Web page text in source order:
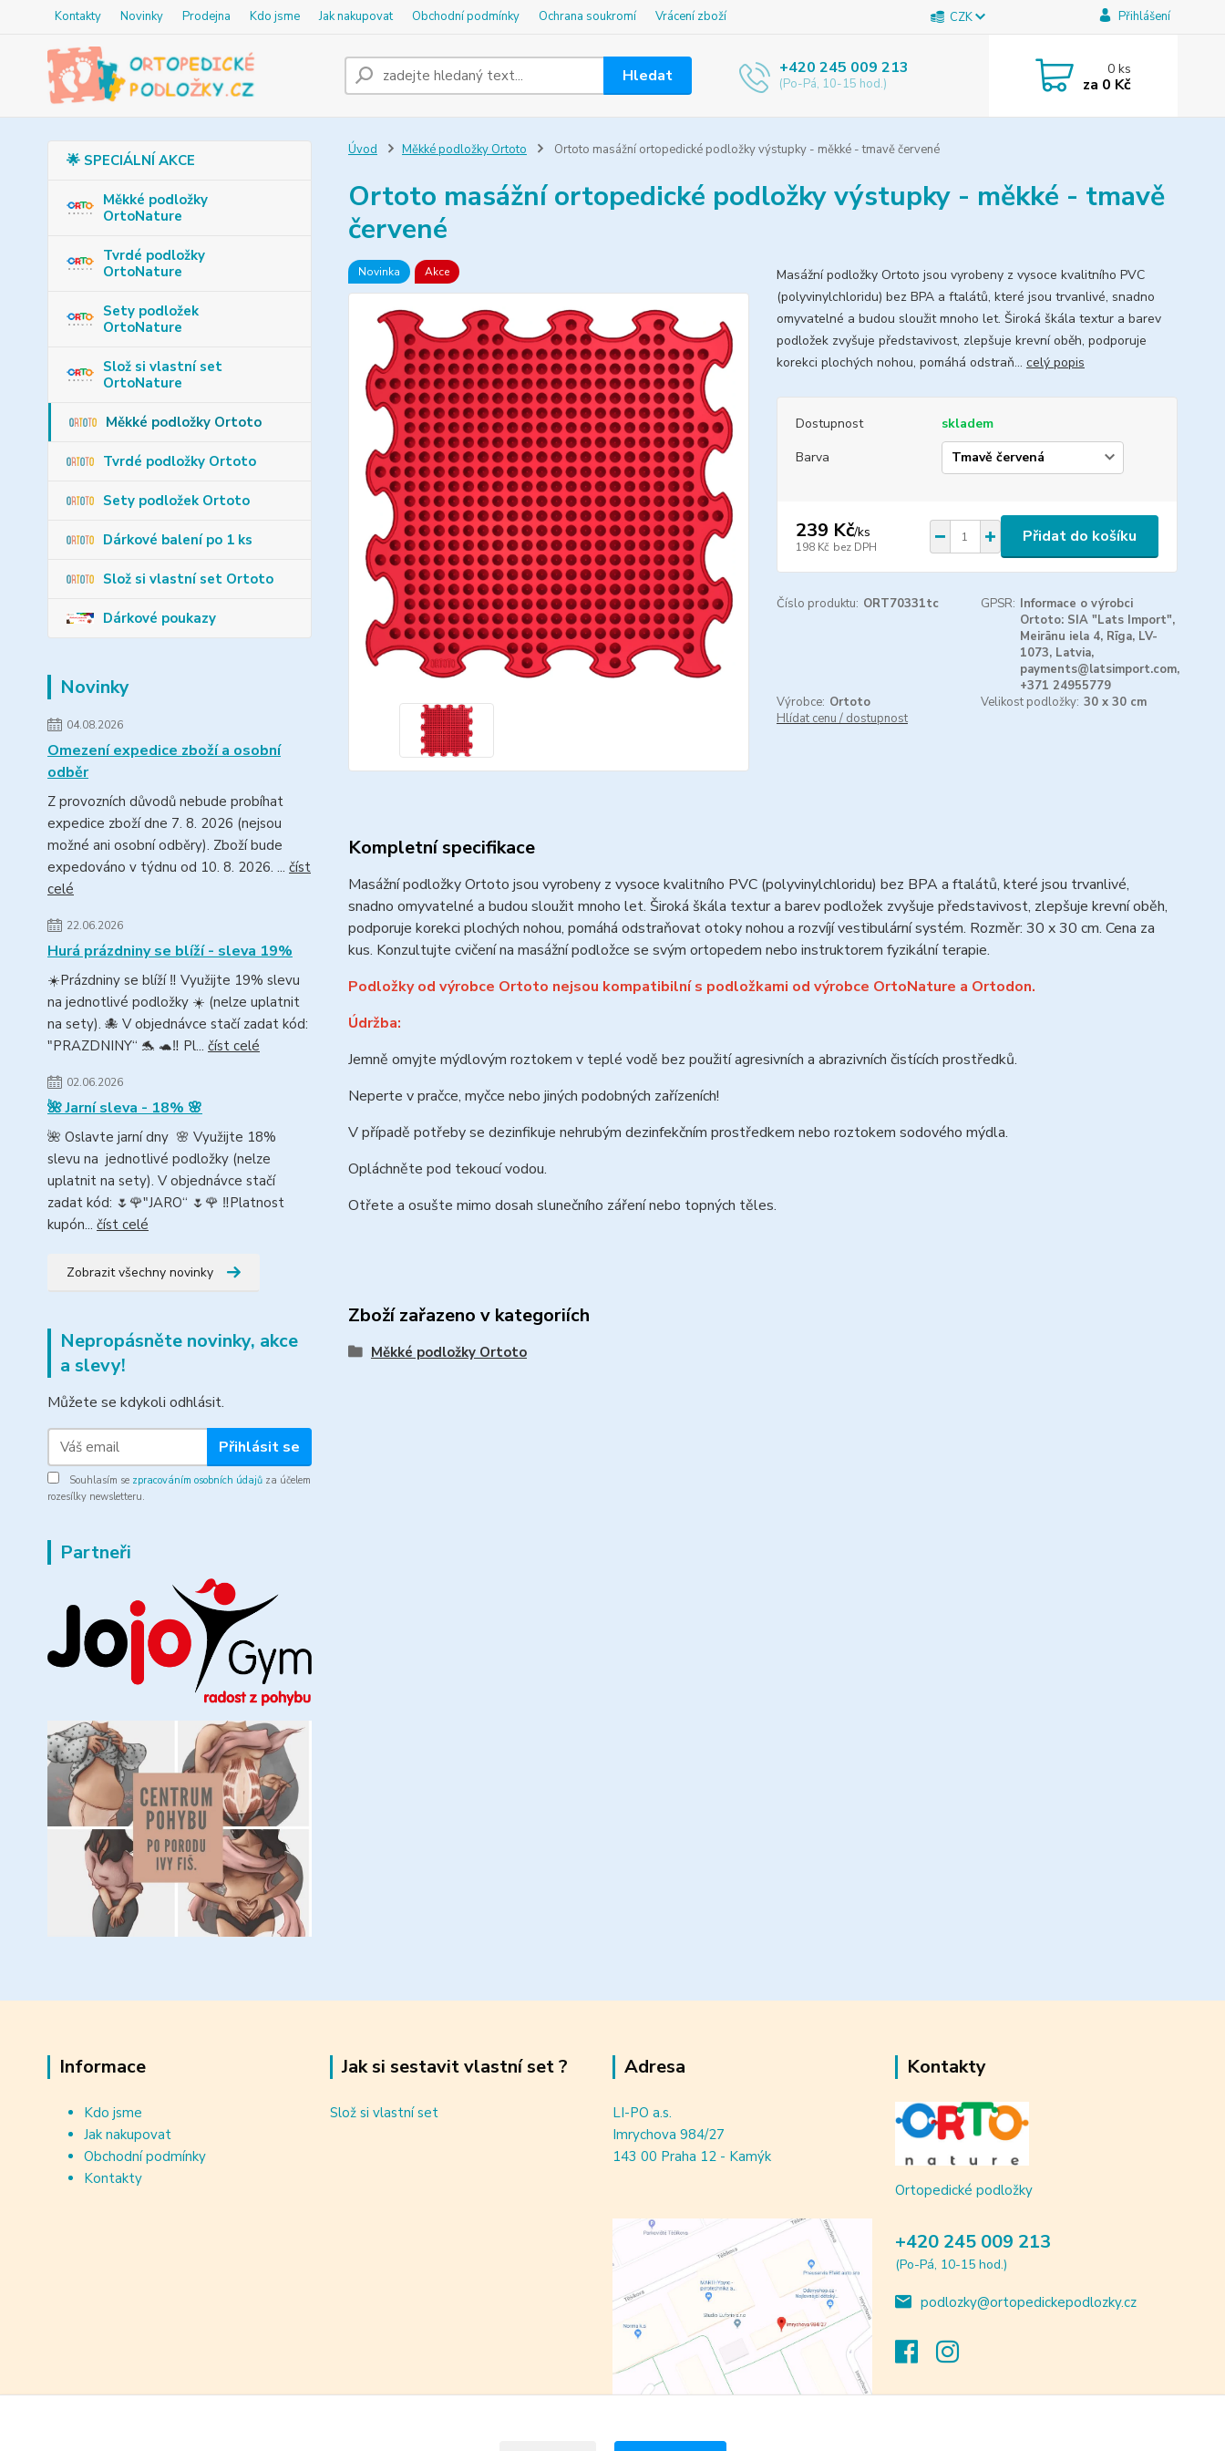
Kontakty Novinky Prodejna Kdo jsme Jak nakupovat Obchodní podmínky Ochrana soukromí Vrácení zboží CZK Přihlášení
Hledat +420 245 009 213
(Po-Pá, 10-15 hod.)
0ks
za 0 Kč
🌟 SPECIÁLNÍ AKCE
Měkké podložky
OrtoNature
Tvrdé podložky
OrtoNature
Sety podložek
OrtoNature
Slož si vlastní set
OrtoNature
Měkké podložky Ortoto
Tvrdé podložky Ortoto
Sety podložek Ortoto
Dárkové balení po 1 ks
Slož si vlastní set Ortoto
Dárkové poukazy
Novinky
04.08.2026
Omezení expedice zboží a osobní
odběr
Z provozních důvodů nebude probíhat
expedice zboží dne 7. 8. 2026 (nejsou
možné ani osobní odběry). Zboží bude
expedováno v týdnu od 10. 8. 2026. ... číst
celé
22.06.2026
Hurá prázdniny se blíží - sleva 19%
☀️Prázdniny se blíží ‼️ Využijte 19% slevu
na jednotlivé podložky ☀️ (nelze uplatnit
na sety). 🐙 V objednávce stačí zadat kód:
"PRAZDNINY“ 🐬 🐢‼️ Pl... číst celé
02.06.2026
🌺 Jarní sleva - 18% 🌸
🌺 Oslavte jarní dny 🌸 Využijte 18%
slevu na jednotlivé podložky (nelze
uplatnit na sety). V objednávce stačí
zadat kód: 🌷🌹"JARO“ 🌷🌹 ‼️Platnost
kupón... číst celé
Zobrazit všechny novinky
Nepropásněte novinky, akce
a slevy!
Můžete se kdykoli odhlásit.
Přihlásit se
Souhlasím se zpracováním osobních údajů za účelem
rozesílky newsletteru.
Partneři
Úvod Měkké podložky Ortoto Ortoto masážní ortopedické podložky výstupky - měkké - tmavě červené
Ortoto masážní ortopedické podložky výstupky - měkké - tmavě
červené
Novinka Akce
Masážní podložky Ortoto jsou vyrobeny z vysoce kvalitního PVC
(polyvinylchloridu) bez BPA a ftalátů, které jsou trvanlivé, snadno
omyvatelné a budou sloužit mnoho let. Široká škála textur a barev
podložek zvyšuje představivost, zlepšuje krevní oběh, podporuje
korekci plochých nohou, pomáhá odstraň... celý popis
Dostupnost
skladem
Barva
239 Kč/ks
198 Kč bez DPH
Přidat do košíku
Číslo produktu: ORT70331tc GPSR: Informace o výrobci
Ortoto: SIA "Lats Import",
Meirānu iela 4, Rīga, LV-
1073, Latvia,
payments@latsimport.com,
+371 24955779
Výrobce: Ortoto Velikost podložky: 30 x 30 cm
Hlídat cenu / dostupnost
Kompletní specifikace
Masážní podložky Ortoto jsou vyrobeny z vysoce kvalitního PVC (polyvinylchloridu) bez BPA a ftalátů, které jsou trvanlivé,
snadno omyvatelné a budou sloužit mnoho let. Široká škála textur a barev podložek zvyšuje představivost, zlepšuje krevní oběh,
podporuje korekci plochých nohou, pomáhá odstraňovat otoky nohou a rozvíjí vestibulární systém. Rozměr: 30 x 30 cm. Cena za
kus. Konzultujte cvičení na masážní podložce se svým ortopedem nebo instruktorem fyzikální terapie.
Podložky od výrobce Ortoto nejsou kompatibilní s podložkami od výrobce OrtoNature a Ortodon.
Údržba:
Jemně omyjte mýdlovým roztokem v teplé vodě bez použití agresivních a abrazivních čistících prostředků.
Neperte v pračce, myčce nebo jiných podobných zařízeních!
V případě potřeby se dezinfikuje nehrubým dezinfekčním prostředkem nebo roztokem sodového mýdla.
Opláchněte pod tekoucí vodou.
Otřete a osušte mimo dosah slunečního záření nebo topných těles.
Zboží zařazeno v kategoriích
Měkké podložky Ortoto
Informace
Kdo jsme
Jak nakupovat
Obchodní podmínky
Kontakty
Jak si sestavit vlastní set ?
Slož si vlastní set
Adresa
LI-PO a.s.
Imrychova 984/27
143 00 Praha 12 - Kamýk
Kontakty
Ortopedické podložky
+420 245 009 213
(Po-Pá, 10-15 hod.)
podlozky@ortopedickepodlozky.cz